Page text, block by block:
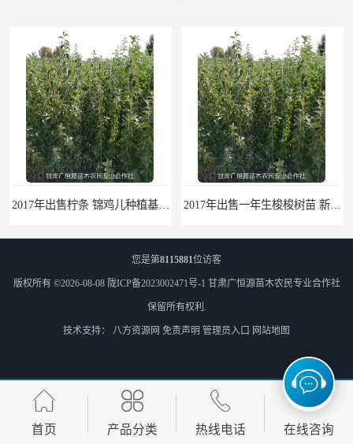
梭梭树苗|梭梭草|种植肉苁蓉专用梭梭树
您是第8115881位访客
版权所有 ©2026-08-08 陇ICP备2023002471号-1 甘肃广恒源苗木农民专业合作社
保留所有权利.
技术支持： 八方资源网 免责声明 管理员入口 网站地图
首页 产品分类 热线电话 在线咨询